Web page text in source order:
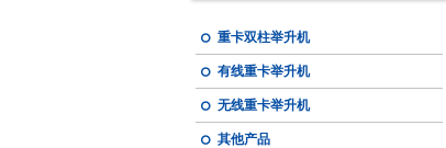
重卡双柱举升机
有线重卡举升机
无线重卡举升机
其他产品